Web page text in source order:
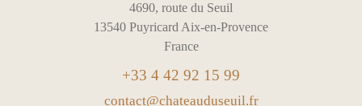
4690, route du Seuil
13540 Puyricard Aix-en-Provence
France
+33 4 42 92 15 99
contact@chateauduseuil.fr